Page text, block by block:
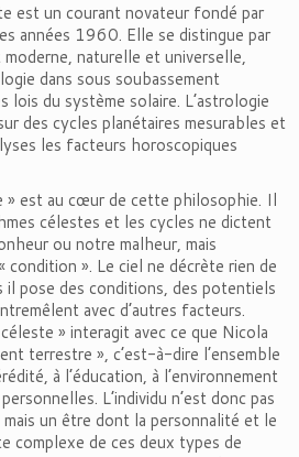
est un courant novateur fondé par
années 1960. Elle se distingue par
naturelle et universelle,
dans sous soubassement
lois du système solaire. L’astrologie
des cycles planétaires mesurables et
les facteurs horoscopiques
» est au cœur de cette philosophie. Il
célestes et les cycles ne dictent
ou notre malheur, mais
». Le ciel ne décrète rien de
il pose des conditions, des potentiels
avec d’autres facteurs.
» interagit avec ce que Nicola
terrestre », c’est-à-dire l’ensemble
à l’éducation, à l’environnement
L’individu n’est donc pas
mais un être dont la personnalité et le
complexe de ces deux types de